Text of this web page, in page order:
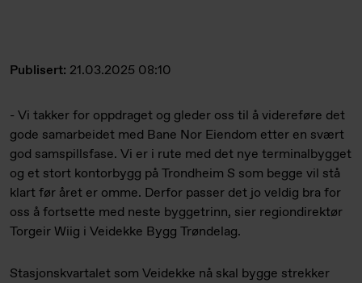
Publisert: 21.03.2025 08:10
- Vi takker for oppdraget og gleder oss til å videreføre det
gode samarbeidet med Bane Nor Eiendom etter en svært
god samspillsfase. Vi er i rute med det nye terminalbygget
og et stort kontorbygg på Trondheim S som begge vil stå
klart før året er omme. Derfor passer det jo veldig bra for
oss å fortsette med neste byggetrinn, sier regiondirektør
Torgeir Wiig i Veidekke Bygg Trøndelag.
Stasjonskvartalet som Veidekke nå skal bygge strekker